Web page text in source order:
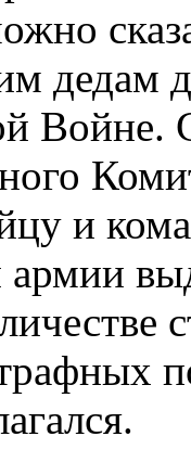
дедам
Войне.
и